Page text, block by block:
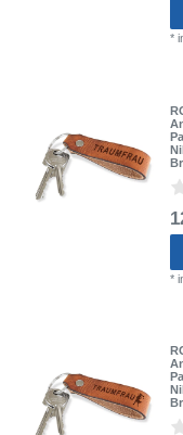
*
*